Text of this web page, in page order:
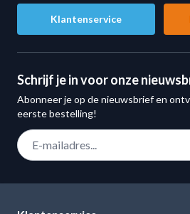
Voordelen van het materiaal:
Lichtgewicht nylon constructie
Zachte binnenvoering voor extra
Flexibel en huidvriendelijk ontwerp
Verstelbare Pasvorm met
De Ankle Cuff Set is voorzien van
klittenbandsluiting, waardoor de
Klantenservice
Schrijf je in voor onze
Abonneer je op de nieuwsbrief en
eerste bestelling!